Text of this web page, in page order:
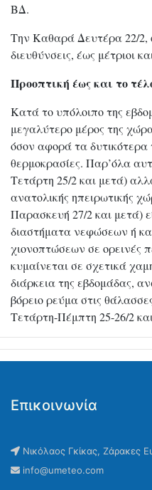
ΒΔ.
Την Καθαρά Δευτέρα 22/2,
διευθύνσεις, έως μέτριοι
Προοπτική έως και το
Κατά το υπόλοιπο της
μεγαλύτερο μέρος της
όσον αφορά τα δυτικότερα
θερμοκρασίες. Παρ’όλα
Τετάρτη 25/2 και μετά)
ανατολικής ηπειρωτικής
Παρασκευή 27/2 και μετά)
διαστήματα νεφώσεων ή
χιονοπτώσεων σε ορεινές
κυμαίνεται σε σχετικά
διάρκεια της εβδομάδας,
βόρειο ρεύμα στις
Τετάρτη-Πέμπτη 25-26/2
Επικοινωνία
Νικόλαος Γκίκας, Ζάρακες
info@umeteo.com